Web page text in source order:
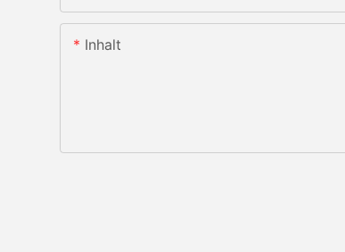
Inhalt